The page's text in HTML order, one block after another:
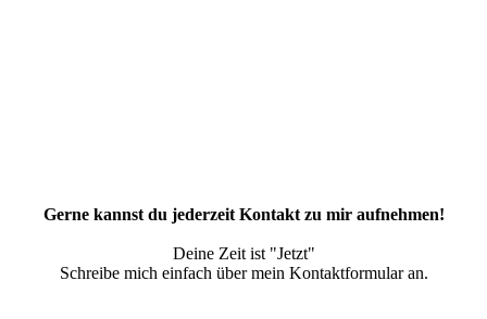
Gerne kannst du jederzeit Kontakt zu mir aufnehmen!
Deine Zeit ist "Jetzt"
Schreibe mich einfach über mein Kontaktformular an.